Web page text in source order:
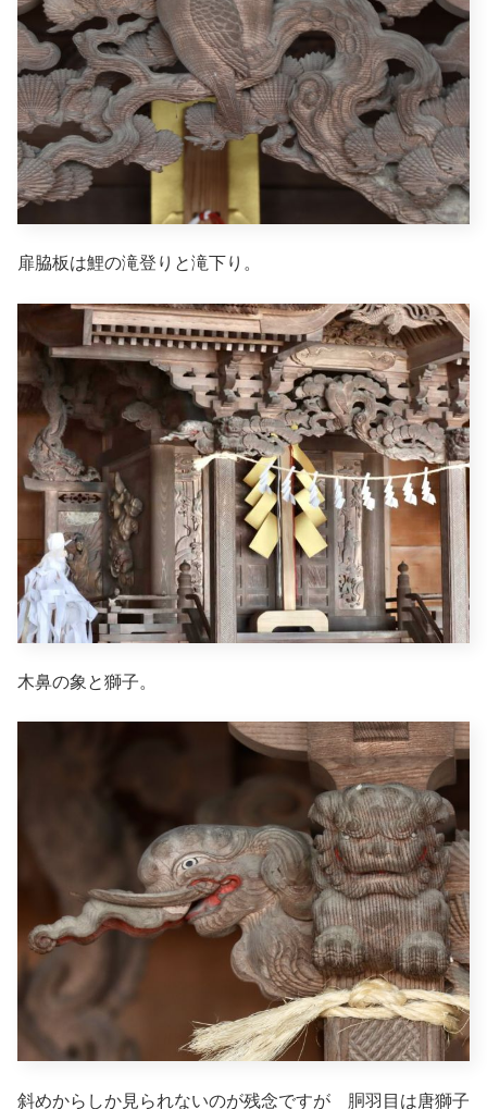
扉脇板は鯉の滝登りと滝下り。
木鼻の象と獅子。
斜めからしか見られないのが残念ですが 胴羽目は唐獅子